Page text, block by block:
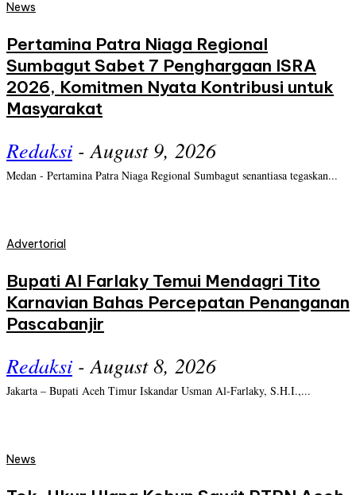
News
Pertamina Patra Niaga Regional
Sumbagut Sabet 7 Penghargaan ISRA
2026, Komitmen Nyata Kontribusi untuk
Masyarakat
Redaksi - August 9, 2026
Medan - Pertamina Patra Niaga Regional Sumbagut senantiasa tegaskan...
Advertorial
Bupati Al Farlaky Temui Mendagri Tito
Karnavian Bahas Percepatan Penanganan
Pascabanjir
Redaksi - August 8, 2026
Jakarta – Bupati Aceh Timur Iskandar Usman Al-Farlaky, S.H.I.,...
News